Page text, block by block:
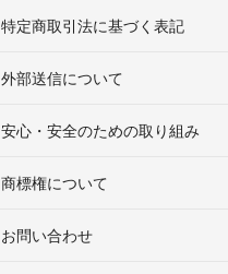
特定商取引法に基づく表記
外部送信について
安心・安全のための取り組み
商標権について
お問い合わせ